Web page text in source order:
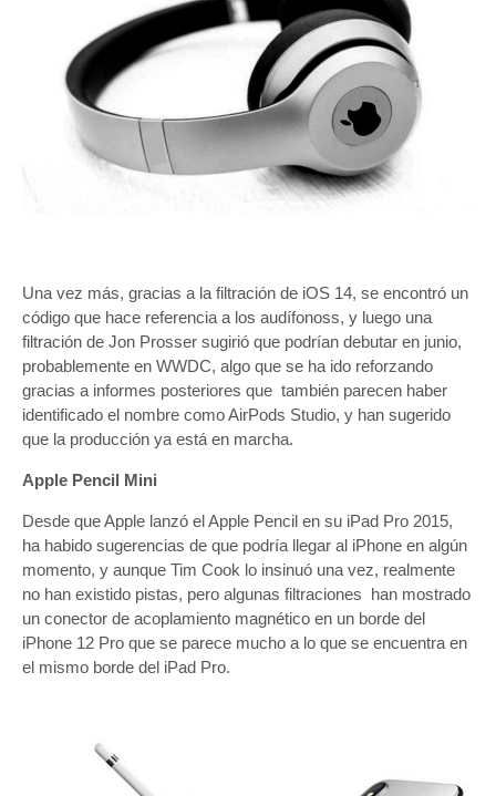
Una vez más, gracias a la filtración de iOS 14, se encontró un
código que hace referencia a los audífonoss, y luego una
filtración de Jon Prosser sugirió que podrían debutar en junio,
probablemente en WWDC, algo que se ha ido reforzando
gracias a informes posteriores que también parecen haber
identificado el nombre como AirPods Studio, y han sugerido
que la producción ya está en marcha.
Apple Pencil Mini
Desde que Apple lanzó el Apple Pencil en su iPad Pro 2015,
ha habido sugerencias de que podría llegar al iPhone en algún
momento, y aunque Tim Cook lo insinuó una vez, realmente
no han existido pistas, pero algunas filtraciones han mostrado
un conector de acoplamiento magnético en un borde del
iPhone 12 Pro que se parece mucho a lo que se encuentra en
el mismo borde del iPad Pro.